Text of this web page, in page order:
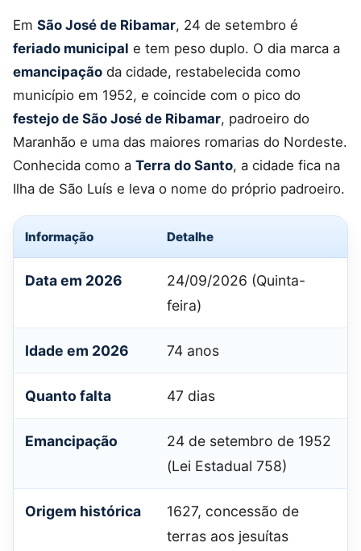
Em São José de Ribamar, 24 de setembro é
feriado municipal e tem peso duplo. O dia marca a
emancipação da cidade, restabelecida como
município em 1952, e coincide com o pico do
festejo de São José de Ribamar, padroeiro do
Maranhão e uma das maiores romarias do Nordeste.
Conhecida como a Terra do Santo, a cidade fica na
Ilha de São Luís e leva o nome do próprio padroeiro.
Informação Detalhe
Data em 2026
24/09/2026 (Quinta-
feira)
Idade em 2026 74 anos
Quanto falta 47 dias
Emancipação
24 de setembro de 1952
(Lei Estadual 758)
Origem histórica
1627, concessão de
terras aos jesuítas